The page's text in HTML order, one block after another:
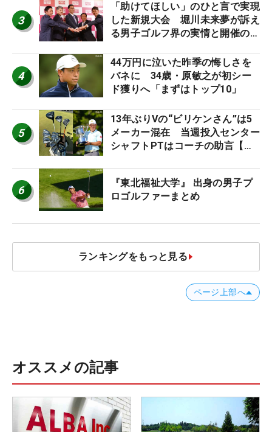
3
「助けてほしい」のひと言で実現
した新規大会 堀川未来夢が訴え
る男子ゴルフ界の実情と開催の舞
4
44万円に泣いた昨季の悔しさを
バネに 34歳・原敏之が初シー
ド獲りへ「まずはトップ10」
5
13年ぶりVの“ビリケンさん”は5
メーカー混在 当週投入センター
シャフトPTはコーチの助言【勝
6
『東北福祉大学』 出身の男子プ
ロゴルファーまとめ
ランキングをもっと見る
ページ上部へ
オススメの記事